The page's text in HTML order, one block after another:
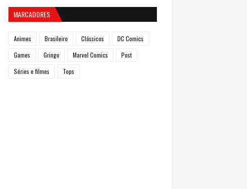
MARCADORES
Animes Brasileiro Clássicos
DC Comics
Games
Gringo Marvel Comics
Post
Séries e filmes
Tops